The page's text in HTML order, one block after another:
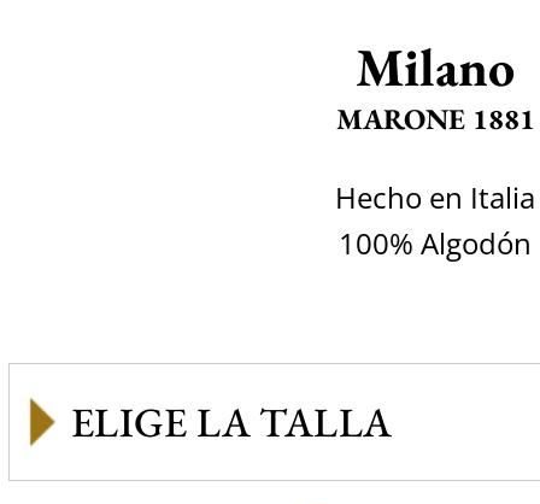
Milano
MARONE 1881
Hecho en Italia
100% Algodón